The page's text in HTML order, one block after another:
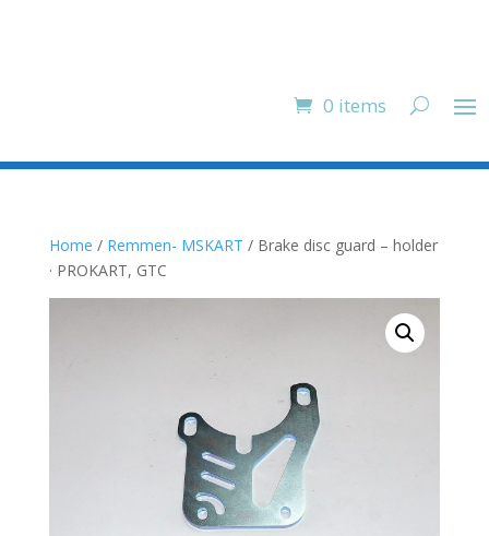
0 items
Home / Remmen- MSKART / Brake disc guard – holder
· PROKART, GTC